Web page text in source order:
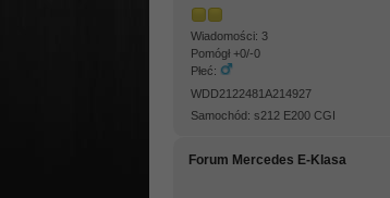
Wiadomości: 3
Pomógł +0/-0
Płeć:
WDD2122481A214927
Samochód: s212 E200 CGI
Forum Mercedes E-Klasa